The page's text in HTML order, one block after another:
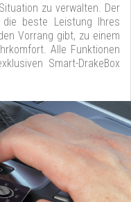
zu verwalten. Der
beste Leistung Ihres
Vorrang gibt, zu einem
Alle Funktionen
Smart-DrakeBox